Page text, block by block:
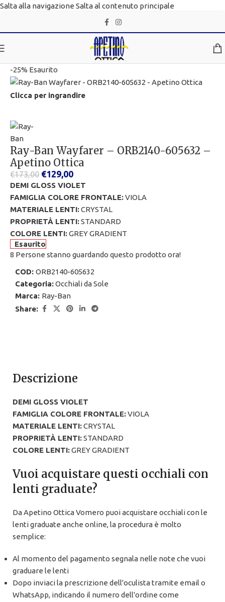
Salta alla navigazione Salta al contenuto principale
-25% Esaurito
Clicca per ingrandire
Ray-Ban Wayfarer – ORB2140-605632 –
Apetino Ottica
€173,00 €129,00
DEMI GLOSS VIOLET
FAMIGLIA COLORE FRONTALE:VIOLA
MATERIALE LENTI:CRYSTAL
PROPRIETÀ LENTI:STANDARD
COLORE LENTI:GREY GRADIENT
Esaurito
8 Persone stanno guardando questo prodotto ora!
COD: ORB2140-605632
Categoria:Occhiali da Sole
Marca: Ray-Ban
Share:
Descrizione
DEMI GLOSS VIOLET
FAMIGLIA COLORE FRONTALE:VIOLA
MATERIALE LENTI:CRYSTAL
PROPRIETÀ LENTI:STANDARD
COLORE LENTI:GREY GRADIENT
Vuoi acquistare questi occhiali con
lenti graduate?
Da Apetino Ottica Vomero puoi acquistare occhiali con le
lenti graduate anche online, la procedura è molto
semplice:
Al momento del pagamento segnala nelle note che vuoi
graduare le lenti
Dopo inviaci la prescrizione dell'oculista tramite email o
WhatsApp, indicando il numero dell'ordine come